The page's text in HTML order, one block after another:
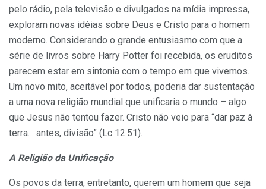
pelo rádio, pela televisão e divulgados na mídia impressa,
exploram novas idéias sobre Deus e Cristo para o homem
moderno. Considerando o grande entusiasmo com que a
série de livros sobre Harry Potter foi recebida, os eruditos
parecem estar em sintonia com o tempo em que vivemos.
Um novo mito, aceitável por todos, poderia dar sustentação
a uma nova religião mundial que unificaria o mundo – algo
que Jesus não tentou fazer. Cristo não veio para “dar paz à
terra… antes, divisão” (Lc 12.51).
A Religião da Unificação
Os povos da terra, entretanto, querem um homem que seja